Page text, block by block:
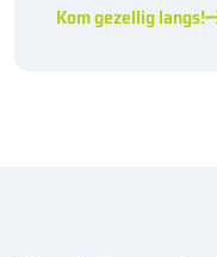
Kom gezellig langs!